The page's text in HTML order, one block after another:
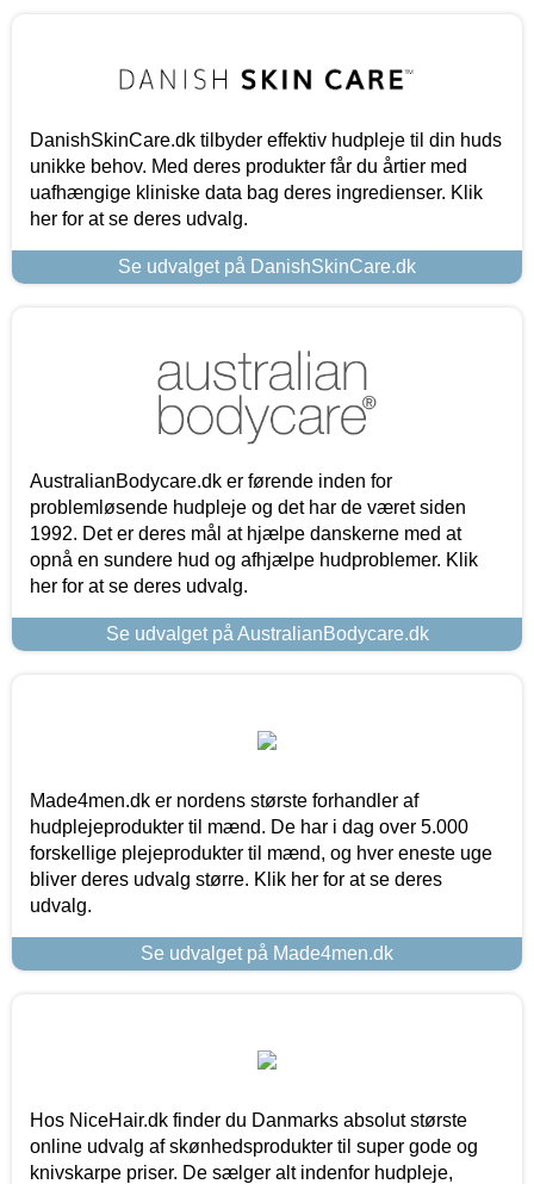
DanishSkinCare.dk tilbyder effektiv hudpleje til din huds
unikke behov. Med deres produkter får du årtier med
uafhængige kliniske data bag deres ingredienser. Klik
her for at se deres udvalg.
Se udvalget på DanishSkinCare.dk
AustralianBodycare.dk er førende inden for
problemløsende hudpleje og det har de været siden
1992. Det er deres mål at hjælpe danskerne med at
opnå en sundere hud og afhjælpe hudproblemer. Klik
her for at se deres udvalg.
Se udvalget på AustralianBodycare.dk
Made4men.dk er nordens største forhandler af
hudplejeprodukter til mænd. De har i dag over 5.000
forskellige plejeprodukter til mænd, og hver eneste uge
bliver deres udvalg større. Klik her for at se deres
udvalg.
Se udvalget på Made4men.dk
Hos NiceHair.dk finder du Danmarks absolut største
online udvalg af skønhedsprodukter til super gode og
knivskarpe priser. De sælger alt indenfor hudpleje,